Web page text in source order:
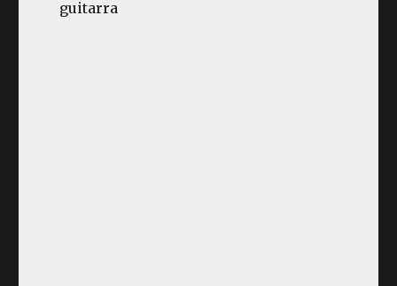
guitarra